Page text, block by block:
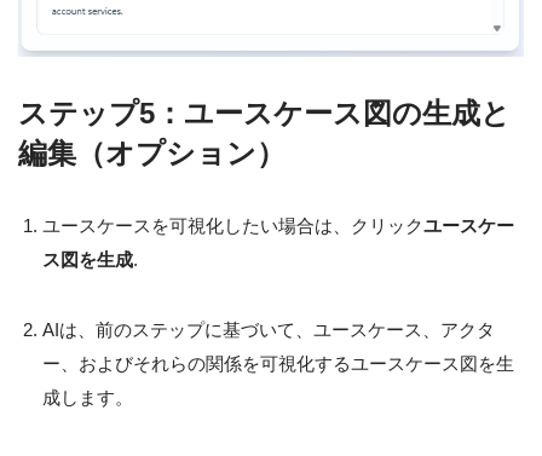
ステップ5：ユースケース図の生成と
編集（オプション）
ユースケースを可視化したい場合は、クリックユースケー
ス図を生成.
AIは、前のステップに基づいて、ユースケース、アクタ
ー、およびそれらの関係を可視化するユースケース図を生
成します。